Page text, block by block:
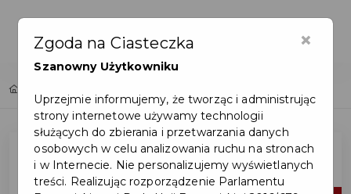
×
Zgoda na Ciasteczka
Szanowny Użytkowniku
Uprzejmie informujemy, że tworząc i administrując
strony internetowe używamy technologii
służących do zbierania i przetwarzania danych
osobowych w celu analizowania ruchu na stronach
i w Internecie. Nie personalizujemy wyświetlanych
treści. Realizując rozporządzenie Parlamentu